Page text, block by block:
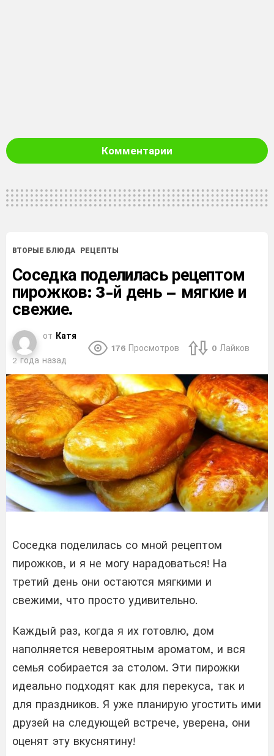
Комментарии
ВТОРЫЕ БЛЮДА РЕЦЕПТЫ
Соседка поделилась рецептом
пирожков: 3-й день – мягкие и
свежие.
от Катя
2 года назад
176 Просмотров 0 Лайков
Соседка поделилась со мной рецептом
пирожков, и я не могу нарадоваться! На
третий день они остаются мягкими и
свежими, что просто удивительно.
Каждый раз, когда я их готовлю, дом
наполняется невероятным ароматом, и вся
семья собирается за столом. Эти пирожки
идеально подходят как для перекуса, так и
для праздников. Я уже планирую угостить ими
друзей на следующей встрече, уверена, они
оценят эту вкуснятину!